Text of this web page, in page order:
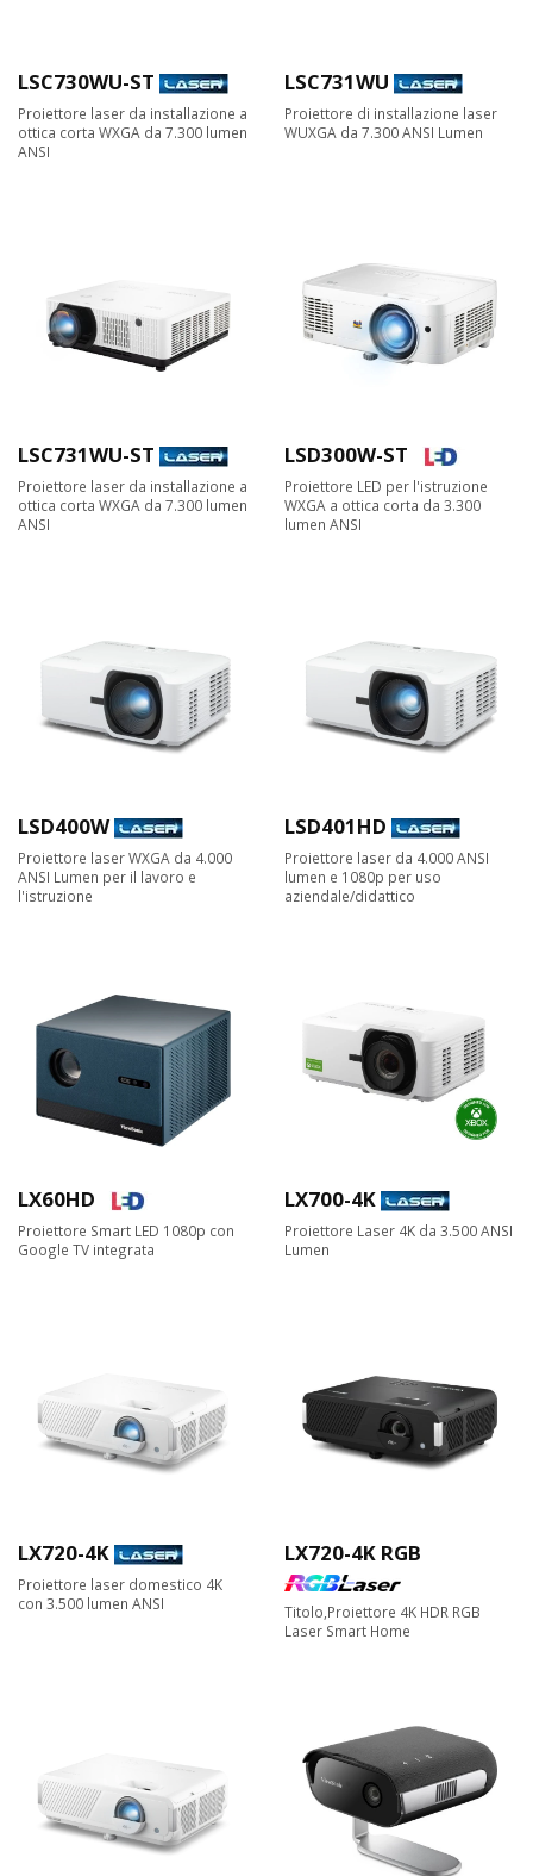
LSC730WU-ST
Proiettore laser da installazione a
ottica corta WXGA da 7.300 lumen
ANSI
LSC731WU
Proiettore di installazione laser
WUXGA da 7.300 ANSI Lumen
LSC731WU-ST
Proiettore laser da installazione a
ottica corta WXGA da 7.300 lumen
ANSI
LSD300W-ST
Proiettore LED per l'istruzione
WXGA a ottica corta da 3.300
lumen ANSI
LSD400W
Proiettore laser WXGA da 4.000
ANSI Lumen per il lavoro e
l'istruzione
LSD401HD
Proiettore laser da 4.000 ANSI
lumen e 1080p per uso
aziendale/didattico
LX60HD
Proiettore Smart LED 1080p con
Google TV integrata
LX700-4K
Proiettore Laser 4K da 3.500 ANSI
Lumen
LX720-4K
Proiettore laser domestico 4K
con 3.500 lumen ANSI
LX720-4K RGB
Titolo,Proiettore 4K HDR RGB
Laser Smart Home